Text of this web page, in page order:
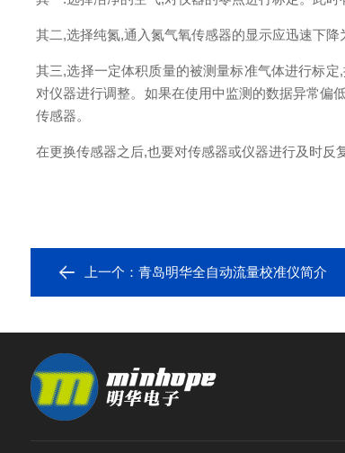
其二,选择纯氮,通入氮气氧传感器的显示应迅速下降
其三,选择一定体积质量的被测量标准气体进行标
对仪器进行调整。如果在使用中监测的数据异常偏
传感器。
在更换传感器之后,也要对传感器或仪器进行及时反
上一个： 青岛明华全自动流量校准仪简介